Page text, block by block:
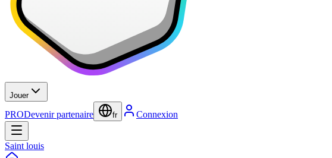
Jouer
PRODevenir partenaire fr Connexion
Saint louis